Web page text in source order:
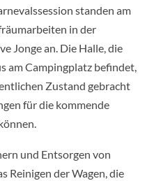
DIE
KG
BRAVE
JONGE
standen am
in der
Jonge an. Die Halle, die
am Campingplatz befindet,
Zustand gebracht
für die kommende
und Entsorgen von
Reinigen der Wagen, die